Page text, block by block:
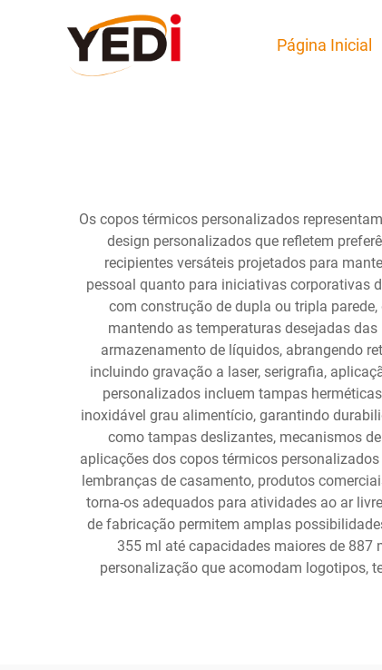
Página Inicial
Os copos térmicos personalizados
design personalizados que refletem
recipientes versáteis projetados para
pessoal quanto para iniciativas corporativas
com construção de dupla ou tripla
mantendo as temperaturas desejadas
armazenamento de líquidos, abrangendo
incluindo gravação a laser, serigrafia,
personalizados incluem tampas
inoxidável grau alimentício, garantindo
como tampas deslizantes, mecanismos
aplicações dos copos térmicos
lembranças de casamento, produtos
torna-os adequados para atividades ao ar
de fabricação permitem amplas
355 ml até capacidades maiores de
personalização que acomodam logotipos,